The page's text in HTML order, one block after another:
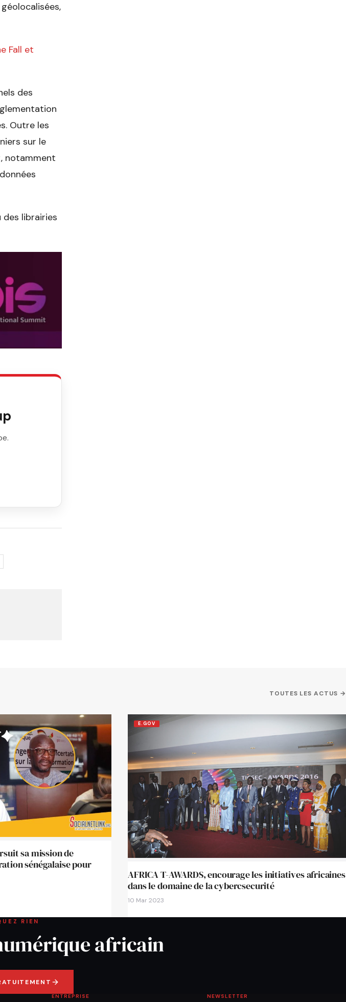
Fall et
des
Outre les
sur le
notamment
librairies
TOUTES LES ACTUS →
sa mission de
sénégalaise pour
E.GOV
AFRICA T-AWARDS, encourage les initiatives africaines
dans le domaine de la cybercsecurité
10 Mar 2023
RIEN
africain
ENTREPRISE NEWSLETTER